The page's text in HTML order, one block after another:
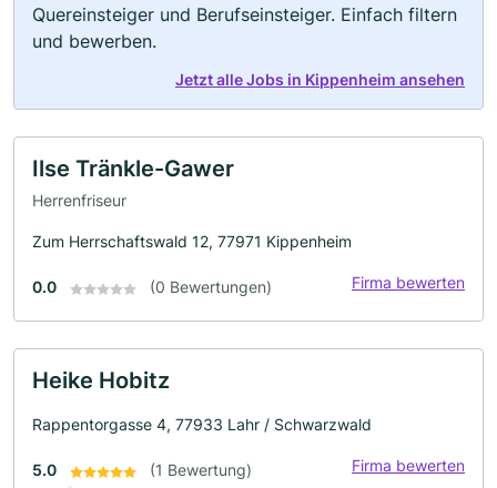
Quereinsteiger und Berufseinsteiger. Einfach filtern
und bewerben.
Jetzt alle Jobs in Kippenheim ansehen
Ilse Tränkle-Gawer
Herrenfriseur
Zum Herrschaftswald 12, 77971 Kippenheim
0.0 (0 Bewertungen) Firma bewerten
Heike Hobitz
Rappentorgasse 4, 77933 Lahr / Schwarzwald
5.0 (1 Bewertung) Firma bewerten